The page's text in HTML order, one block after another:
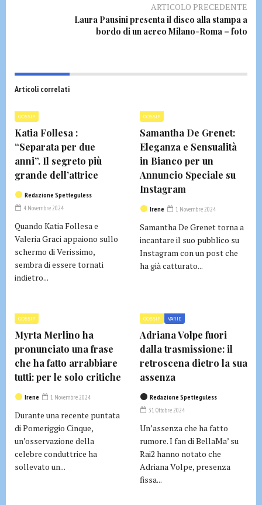
ARTICOLO PRECEDENTE
Laura Pausini presenta il disco alla stampa a
bordo di un aereo Milano-Roma – foto
Articoli correlati
GOSSIP
Katia Follesa :
“Separata per due
anni”. Il segreto più
grande dell’attrice
Redazione Spetteguless
4 Novembre 2024
Quando Katia Follesa e
Valeria Graci appaiono sullo
schermo di Verissimo,
sembra di essere tornati
indietro...
GOSSIP
Samantha De Grenet:
Eleganza e Sensualità
in Bianco per un
Annuncio Speciale su
Instagram
Irene 1 Novembre 2024
Samantha De Grenet torna a
incantare il suo pubblico su
Instagram con un post che
ha già catturato...
GOSSIP
Myrta Merlino ha
pronunciato una frase
che ha fatto arrabbiare
tutti: per le solo critiche
Irene 1 Novembre 2024
Durante una recente puntata
di Pomeriggio Cinque,
un’osservazione della
celebre conduttrice ha
sollevato un...
GOSSIP VARIE
Adriana Volpe fuori
dalla trasmissione: il
retroscena dietro la sua
assenza
Redazione Spetteguless
31 Ottobre 2024
Un’assenza che ha fatto
rumore. I fan di BellaMa’ su
Rai2 hanno notato che
Adriana Volpe, presenza
fissa...